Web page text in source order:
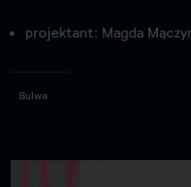
projektant: Magda
Bulwa